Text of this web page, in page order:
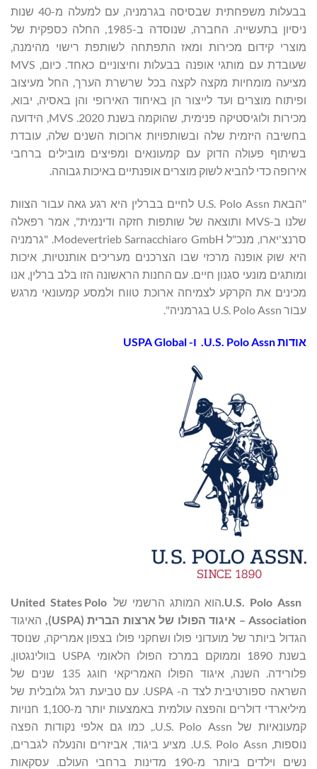
בבעלות משפחתית שבסיסה בגרמניה, עם למעלה מ-40 שנות
ניסיון בתעשייה. החברה, שנוסדה ב-1985, החלה כספקית של
מוצרי קידום מכירות ומאז התפתחה לשותפת רישוי מהימנה,
שעובדת עם מותגי אופנה בבעלות וחיצוניים כאחד. כיום, MVS
מציעה מומחיות מקצה לקצה בכל שרשרת הערך, החל מעיצוב
ופיתוח מוצרים ועד לייצור הן באיחוד האירופי והן באסיה, יבוא,
מכירות ולוגיסטיקה פנימית, שהוקמה בשנת 2020. MVS, הידועה
בחשיבה היזמית שלה ובשותפויות ארוכות השנים שלה, עובדת
בשיתוף פעולה הדוק עם קמעונאים ומפיצים מובילים ברחבי
אירופה כדי להביא לשוק מוצרים אופנתיים באיכות גבוהה.
"הבאת U.S. Polo Assn לחיים בברלין היא רגע גאה עבור הצוות
שלנו ב-MVS ותוצאה של שותפות חזקה ודינמית", אמר רפאלה
סרנצ'יארו, מנכ"ל Modevertrieb Sarnacchiaro GmbH. "גרמניה
היא שוק אופנה מרכזי שבו הצרכנים מעריכים אותנטיות, איכות
ומותגים מונעי סגנון חיים. עם החנות הראשונה הזו בלב ברלין, אנו
מכינים את הקרקע לצמיחה ארוכת טווח ולמסע קמעונאי מרגש
עבור U.S. Polo Assn בגרמניה".
אודותU.S. Polo Assn. ו-USPA Global
הוא המותג הרשמי של United States Polo
Association – איגוד הפולו של ארצות הברית (USPA
), האיגוד
הגדול ביותר של מועדוני פולו ושחקני פולו בצפון אמריקה, שנוסד
בשנת 1890 וממוקם במרכז הפולו הלאומי USPA בוולינגטון,
פלורידה. השנה, איגוד הפולו האמריקאי חוגג 135 שנים של
השראה ספורטיבית לצד ה- USPA. עם טביעת רגל גלובלית של
מיליארדי דולרים והפצה עולמית באמצעות יותר מ-1,100 חנויות
קמעונאיות של U.S. Polo Assn., כמו גם אלפי נקודות הפצה
נוספות, U.S. Polo Assn. מציע ביגוד, אביזרים והנעלה לגברים,
נשים וילדים ביותר מ-190 מדינות ברחבי העולם. עסקאות